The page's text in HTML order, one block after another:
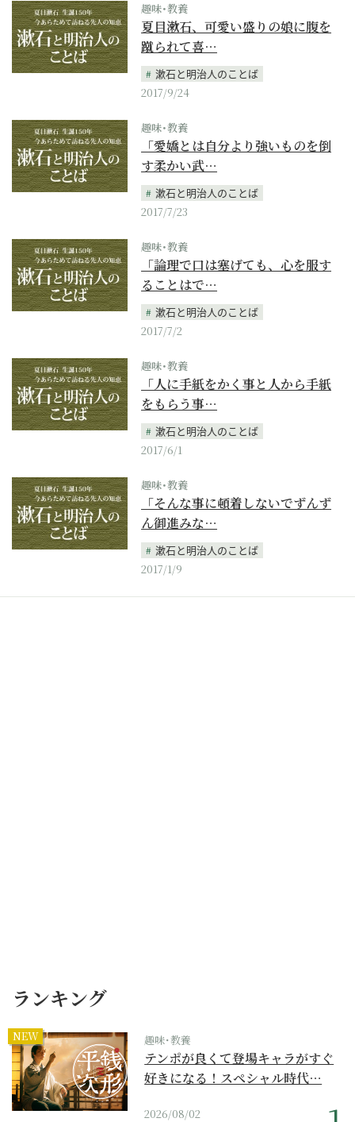
趣味･教養
夏目漱石、可愛い盛りの娘に腹を
蹴られて喜…
漱石と明治人のことば
2017/9/24
趣味･教養
「愛嬌とは自分より強いものを倒
す柔かい武…
漱石と明治人のことば
2017/7/23
趣味･教養
「論理で口は塞げても、心を服す
ることはで…
漱石と明治人のことば
2017/7/2
趣味･教養
「人に手紙をかく事と人から手紙
をもらう事…
漱石と明治人のことば
2017/6/1
趣味･教養
「そんな事に頓着しないでずんず
ん御進みな…
漱石と明治人のことば
2017/1/9
ランキング
NEW 趣味･教養
テンポが良くて登場キャラがすぐ
好きになる！スペシャル時代…
2026/08/02